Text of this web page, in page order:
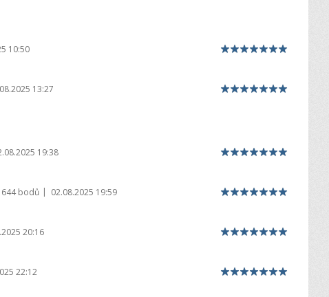
10:50
13:27
19:38
644 bodů | 02.08.2025 19:59
20:16
22:12